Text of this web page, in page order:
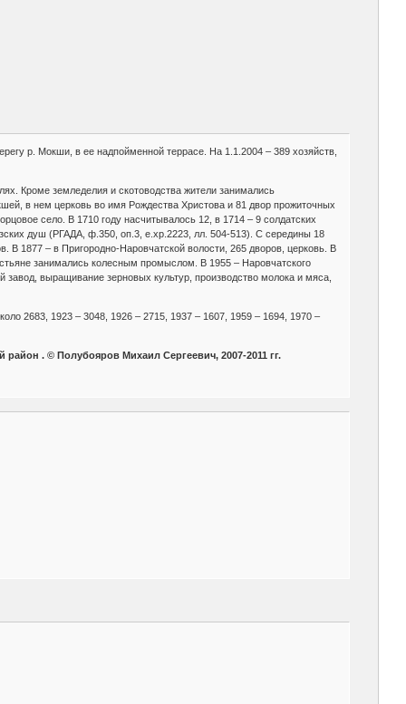
р. Мокши, в ее надпойменной террасе. На 1.1.2004 – 389 хозяйств,
Кроме земледелия и скотоводства жители занимались
в нем церковь во имя Рождества Христова и 81 двор прожиточных
село. В 1710 году насчитывалось 12, в 1714 – 9 солдатских
душ (РГАДА, ф.350, оп.3, е.хр.2223, лл. 504-513). С середины 18
В 1877 – в Пригородно-Наровчатской волости, 265 дворов, церковь. В
занимались колесным промыслом. В 1955 – Наровчатского
выращивание зерновых культур, производство молока и мяса,
2683, 1923 – 3048, 1926 – 2715, 1937 – 1607, 1959 – 1694, 1970 –
район . © Полубояров Михаил Сергеевич, 2007-2011 гг.